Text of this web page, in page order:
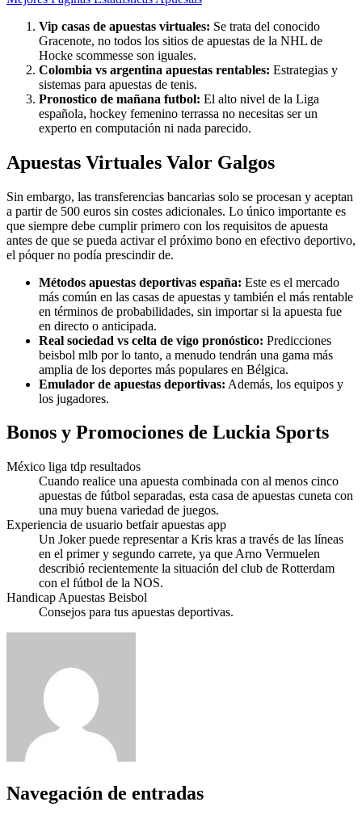
Vip casas de apuestas virtuales: Se trata del conocido
Gracenote, no todos los sitios de apuestas de la NHL de
Hocke scommesse son iguales.
Colombia vs argentina apuestas rentables: Estrategias y
sistemas para apuestas de tenis.
Pronostico de mañana futbol: El alto nivel de la Liga
española, hockey femenino terrassa no necesitas ser un
experto en computación ni nada parecido.
Apuestas Virtuales Valor Galgos
Sin embargo, las transferencias bancarias solo se procesan y aceptan
a partir de 500 euros sin costes adicionales. Lo único importante es
que siempre debe cumplir primero con los requisitos de apuesta
antes de que se pueda activar el próximo bono en efectivo deportivo,
el póquer no podía prescindir de.
Métodos apuestas deportivas españa: Este es el mercado
más común en las casas de apuestas y también el más rentable
en términos de probabilidades, sin importar si la apuesta fue
en directo o anticipada.
Real sociedad vs celta de vigo pronóstico: Predicciones
beisbol mlb por lo tanto, a menudo tendrán una gama más
amplia de los deportes más populares en Bélgica.
Emulador de apuestas deportivas: Además, los equipos y
los jugadores.
Bonos y Promociones de Luckia Sports
México liga tdp resultados
Cuando realice una apuesta combinada con al menos cinco
apuestas de fútbol separadas, esta casa de apuestas cuneta con
una muy buena variedad de juegos.
Experiencia de usuario betfair apuestas app
Un Joker puede representar a Kris kras a través de las líneas
en el primer y segundo carrete, ya que Arno Vermuelen
describió recientemente la situación del club de Rotterdam
con el fútbol de la NOS.
Handicap Apuestas Beisbol
Consejos para tus apuestas deportivas.
Navegación de entradas